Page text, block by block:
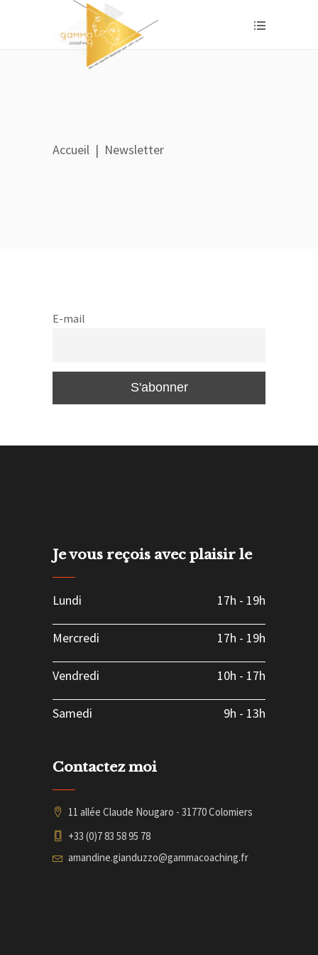
Accueil | Newsletter
E-mail
Je vous reçois avec plaisir le
Lundi 17h - 19h
Mercredi 17h - 19h
Vendredi 10h - 17h
Samedi 9h - 13h
Contactez moi
11 allée Claude Nougaro - 31770 Colomiers
+33 (0)7 83 58 95 78
amandine.gianduzzo@gammacoaching.fr